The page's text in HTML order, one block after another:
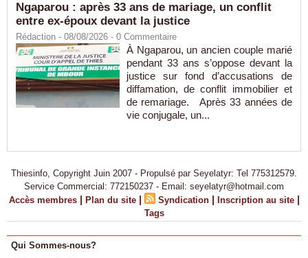
Ngaparou : après 33 ans de mariage, un conflit
entre ex-époux devant la justice
Rédaction - 08/08/2026 - 0 Commentaire
À Ngaparou, un ancien couple marié
pendant 33 ans s’oppose devant la
justice sur fond d’accusations de
diffamation, de conflit immobilier et
de remariage. Après 33 années de
vie conjugale, un...
Thiesinfo, Copyright Juin 2007 - Propulsé par Seyelatyr: Tel 775312579.
Service Commercial: 772150237 - Email: seyelatyr@hotmail.com
Accès membres | Plan du site | Syndication | Inscription au site |
Tags
Qui Sommes-nous?